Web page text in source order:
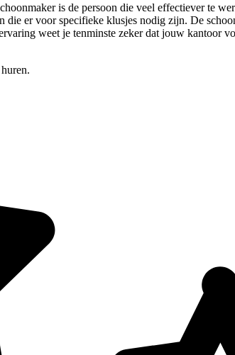
is de persoon die veel effectiever te
er voor specifieke klusjes nodig zijn. De
weet je tenminste zeker dat jouw kantoor